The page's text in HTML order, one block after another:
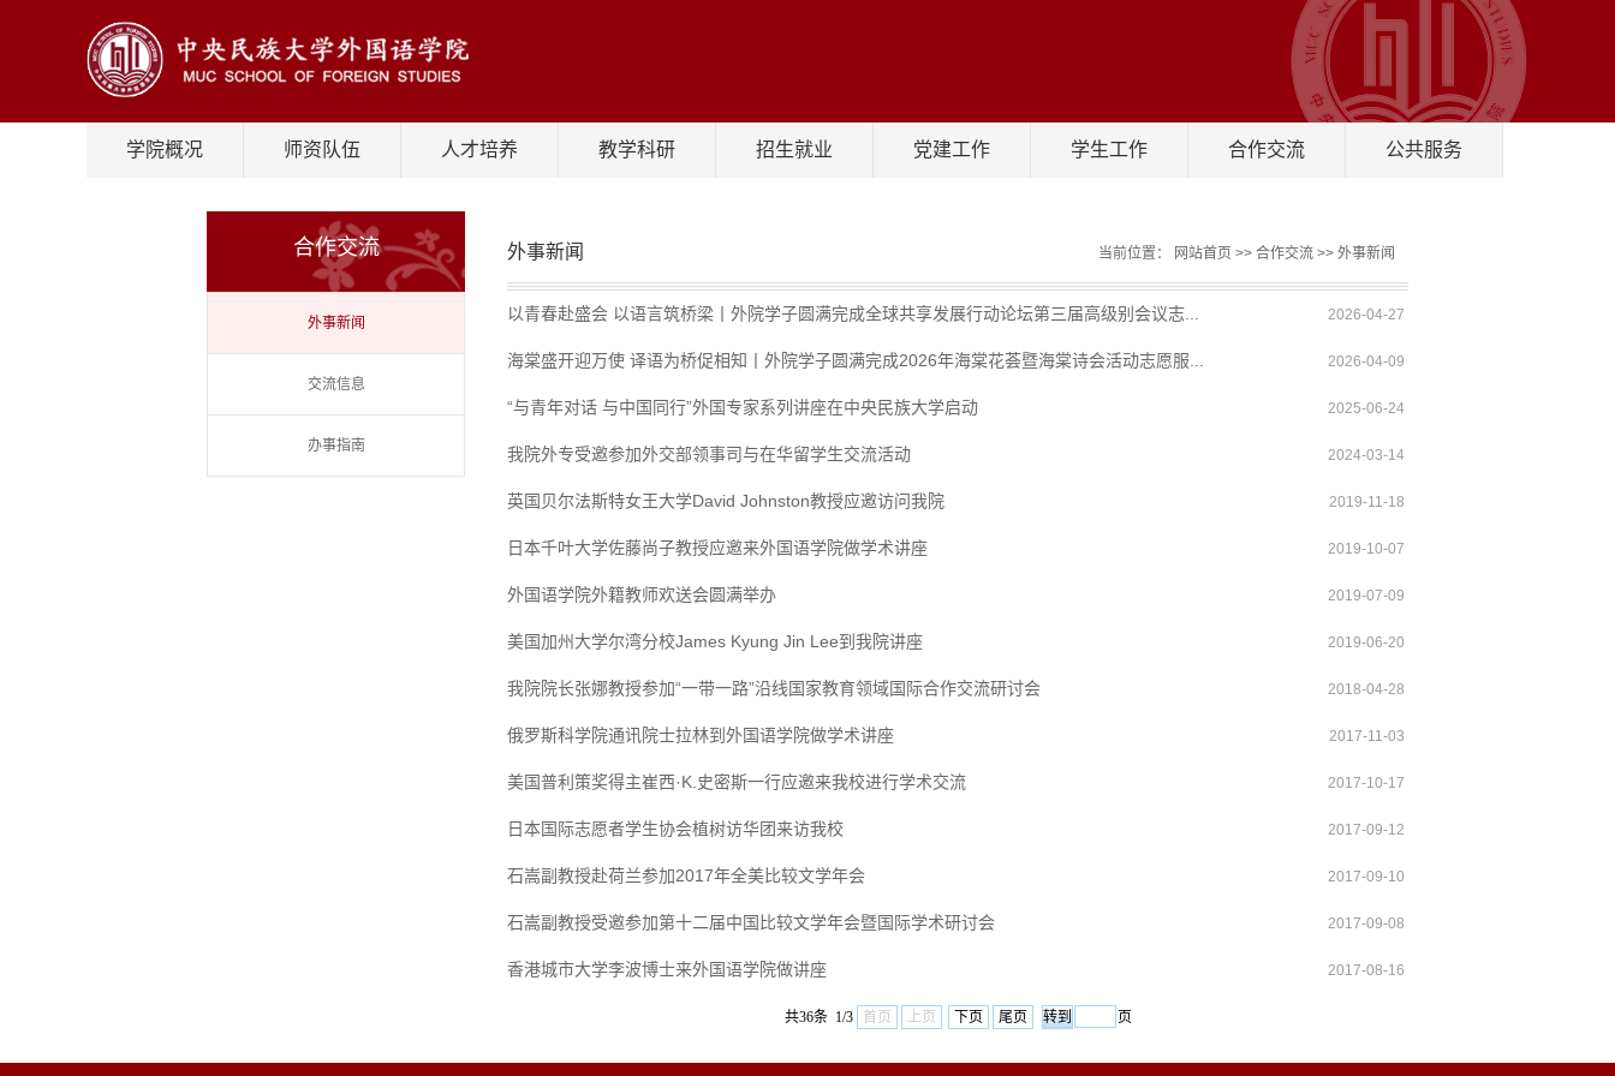
学院概况 师资队伍 人才培养 教学科研 招生就业 党建工作 学生工作 合作交流 公共服务
合作交流
外事新闻
交流信息
办事指南
外事新闻 当前位置： 网站首页 >> 合作交流 >> 外事新闻
以青春赴盛会 以语言筑桥梁丨外院学子圆满完成全球共享发展行动论坛第三届高级别会议志... 2026-04-27
海棠盛开迎万使 译语为桥促相知丨外院学子圆满完成2026年海棠花荟暨海棠诗会活动志愿服... 2026-04-09
“与青年对话 与中国同行”外国专家系列讲座在中央民族大学启动 2025-06-24
我院外专受邀参加外交部领事司与在华留学生交流活动 2024-03-14
英国贝尔法斯特女王大学David Johnston教授应邀访问我院 2019-11-18
日本千叶大学佐藤尚子教授应邀来外国语学院做学术讲座 2019-10-07
外国语学院外籍教师欢送会圆满举办 2019-07-09
美国加州大学尔湾分校James Kyung Jin Lee到我院讲座 2019-06-20
我院院长张娜教授参加“一带一路”沿线国家教育领域国际合作交流研讨会 2018-04-28
俄罗斯科学院通讯院士拉林到外国语学院做学术讲座 2017-11-03
美国普利策奖得主崔西·K.史密斯一行应邀来我校进行学术交流 2017-10-17
日本国际志愿者学生协会植树访华团来访我校 2017-09-12
石嵩副教授赴荷兰参加2017年全美比较文学年会 2017-09-10
石嵩副教授受邀参加第十二届中国比较文学年会暨国际学术研讨会 2017-09-08
香港城市大学李波博士来外国语学院做讲座 2017-08-16
共36条 1/3 首页 上页 下页 尾页 页